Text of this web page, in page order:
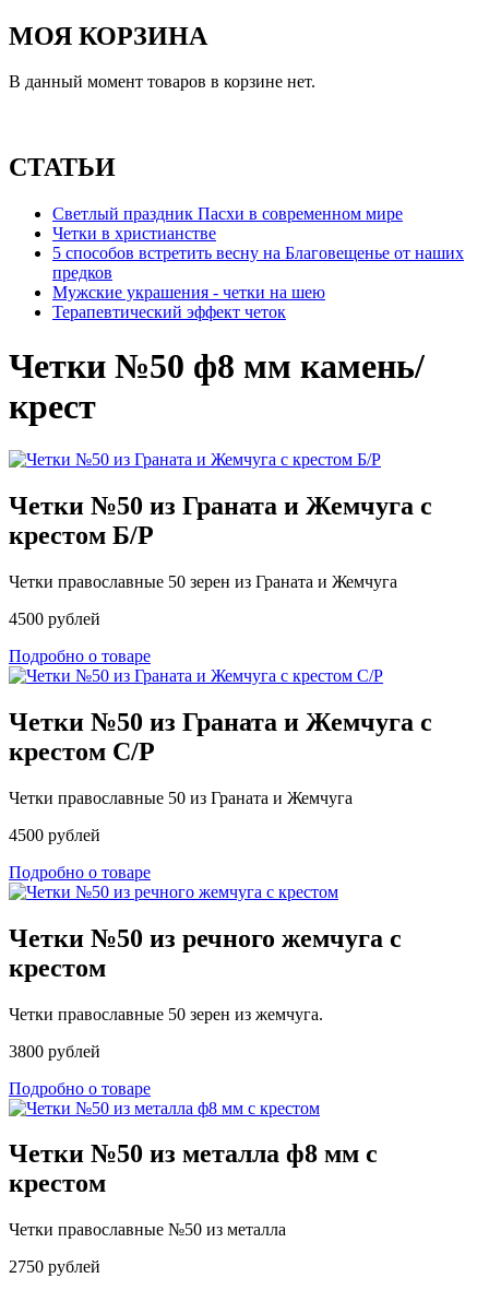
МОЯ КОРЗИНА
В данный момент товаров в корзине нет.
СТАТЬИ
Светлый праздник Пасхи в современном мире
Четки в христианстве
5 способов встретить весну на Благовещенье от наших
предков
Мужские украшения - четки на шею
Терапевтический эффект четок
Четки №50 ф8 мм камень/
крест
Четки №50 из Граната и Жемчуга c
крестом Б/Р
Четки православные 50 зерен из Граната и Жемчуга
4500 рублей
Подробно о товаре
Четки №50 из Граната и Жемчуга с
крестом С/Р
Четки православные 50 из Граната и Жемчуга
4500 рублей
Подробно о товаре
Четки №50 из речного жемчуга с
крестом
Четки православные 50 зерен из жемчуга.
3800 рублей
Подробно о товаре
Четки №50 из металла ф8 мм с
крестом
Четки православные №50 из металла
2750 рублей